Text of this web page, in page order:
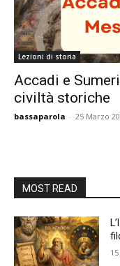
Lezioni di storia
Accadi e
civiltà storiche
bassaparola - 25 Marzo
MOST READ